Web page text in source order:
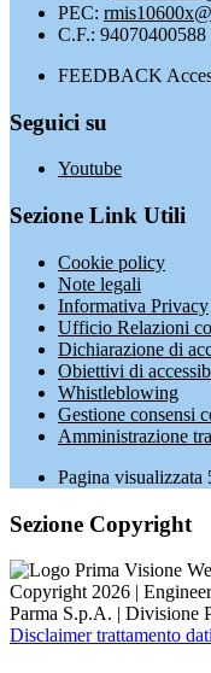
PEC:
C.F.: 94070400588
FEEDBACK
Seguici su
Youtube
Sezione Link Utili
Cookie policy
Note legali
Informativa Privacy
Ufficio Relazioni
Dichiarazione di
Obiettivi di
Whistleblowing
Gestione consensi
Amministrazione
Pagina visualizzata
Sezione Copyright
Copyright 2026 |
Parma S.p.A. | Divisione
Disclaimer trattamento